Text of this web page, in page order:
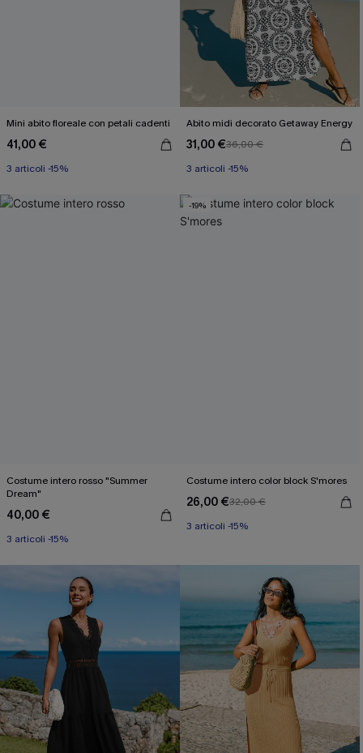
Mini abito floreale con petali cadenti
41,00 €
3 articoli -15%
Abito midi decorato Getaway Energy
31,00 €36,00 €
3 articoli -15%
Costume intero rosso "Summer
Dream"
40,00 €
3 articoli -15%
-19%
Costume intero color block S'mores
26,00 €32,00 €
3 articoli -15%